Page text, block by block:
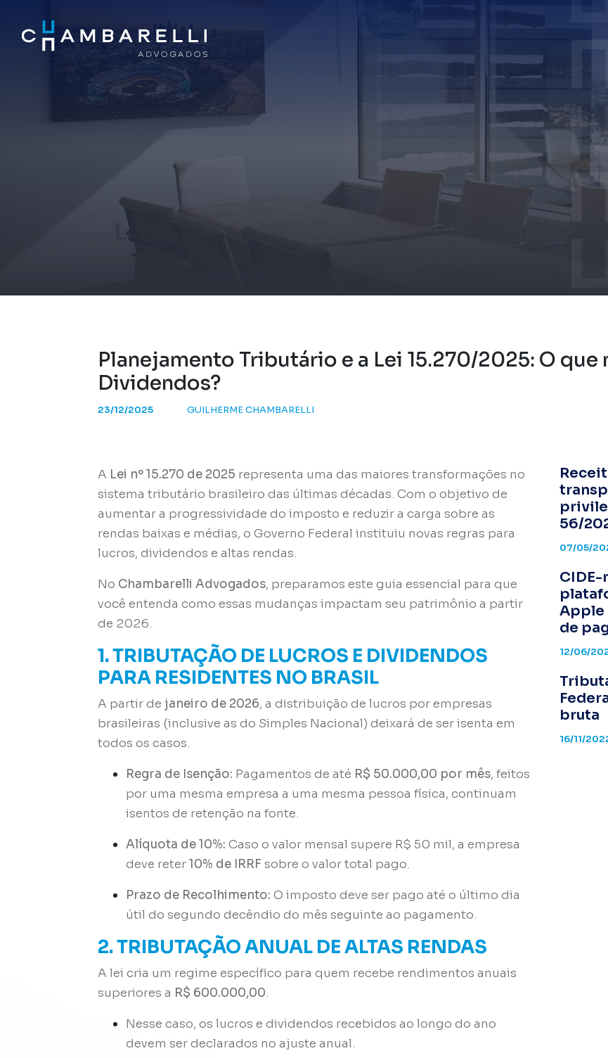
Planejamento Tributário e a Lei 15.270/2025: O que
Dividendos?
23/12/2025 GUILHERME CHAMBARELLI
A Lei nº 15.270 de 2025 representa uma das maiores transformações no
sistema tributário brasileiro das últimas décadas.Com o objetivo de
aumentar a progressividade do imposto e reduzir a carga sobre as
rendas baixas e médias, o Governo Federal instituiu novas regras para
lucros, dividendos e altas rendas.
No Chambarelli Advogados, preparamos este guia essencial para que
você entenda como essas mudanças impactam seu patrimônio a partir
de 2026.
1. TRIBUTAÇÃO DE LUCROS E DIVIDENDOS
PARA RESIDENTES NO BRASIL
A partir de janeiro de 2026, a distribuição de lucros por empresas
brasileiras (inclusive as do Simples Nacional) deixará de ser isenta em
todos os casos.
Regra de Isenção: Pagamentos de até R$ 50.000,00 por mês, feitos
por uma mesma empresa a uma mesma pessoa física, continuam
isentos de retenção na fonte.
Alíquota de 10%: Caso o valor mensal supere R$ 50 mil, a empresa
deve reter10% de IRRF sobre o valor total pago.
Prazo de Recolhimento: O imposto deve ser pago até o último dia
útil do segundo decêndio do mês seguinte ao pagamento.
2. TRIBUTAÇÃO ANUAL DE ALTAS RENDAS
A lei cria um regime específico para quem recebe rendimentos anuais
superiores a R$ 600.000,00.
Nesse caso, os lucros e dividendos recebidos ao longo do ano
devem ser declarados no ajuste anual.
56/
07/05/
Apple
de
12/06/
bruta
16/11/